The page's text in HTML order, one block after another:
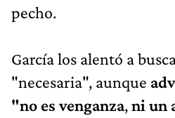
pecho.
García los alentó a
"necesaria", aunque
"no es venganza,ni un